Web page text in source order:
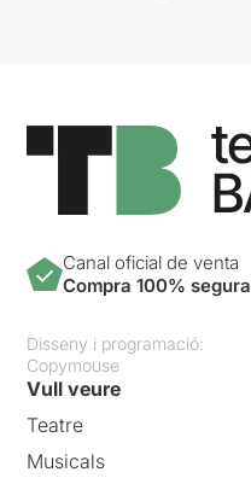
Canal oficial de venta
Compra 100% segura
Disseny i programació:
Copymouse
Vull veure
Teatre
Musicals